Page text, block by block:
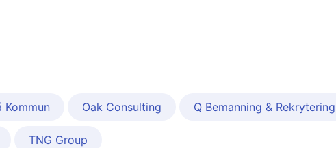
Kommun Oak Consulting Q Bemanning &
TNG Group